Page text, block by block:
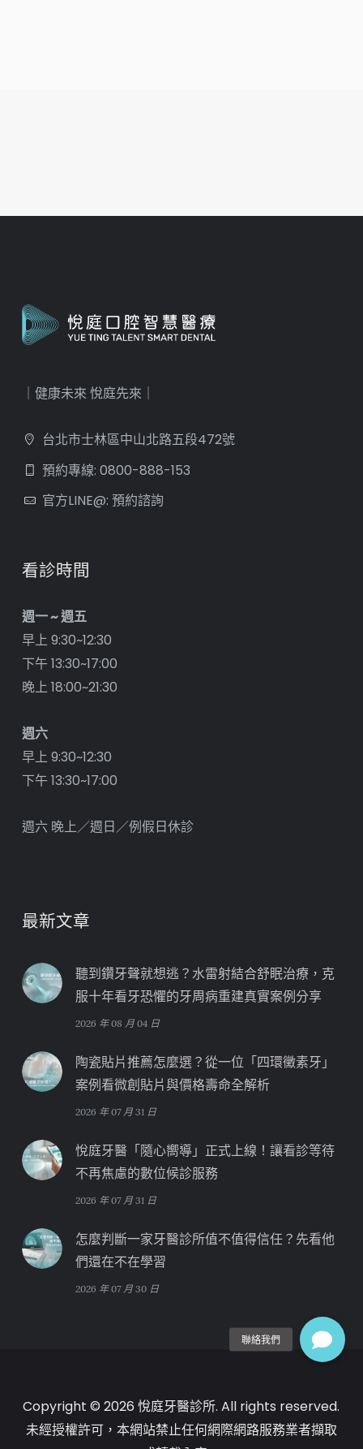
｜健康未來 悅庭先來｜
台北市士林區中山北路五段472號
預約專線: 0800-888-153
官方LINE@: 預約諮詢
看診時間
週一 ~ 週五
早上 9:30~12:30
下午 13:30~17:00
晚上 18:00~21:30
週六
早上 9:30~12:30
下午 13:30~17:00
週六 晚上／週日／例假日休診
最新文章
聽到鑽牙聲就想逃？水雷射結合舒眠治療，克
服十年看牙恐懼的牙周病重建真實案例分享
2026 年 08 月 04 日
陶瓷貼片推薦怎麼選？從一位「四環黴素牙」
案例看微創貼片與價格壽命全解析
2026 年 07 月 31 日
悅庭牙醫「隨心嚮導」正式上線！讓看診等待
不再焦慮的數位候診服務
2026 年 07 月 31 日
怎麼判斷一家牙醫診所值不值得信任？先看他
們還在不在學習
2026 年 07 月 30 日
Copyright © 2026 悅庭牙醫診所. All rights reserved.
未經授權許可，本網站禁止任何網際網路服務業者擷取